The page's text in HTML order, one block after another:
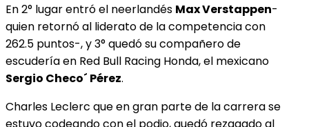
En 2° lugar entró el neerlandés Max Verstappen-
quien retornó al liderato de la competencia con
262.5 puntos-, y 3° quedó su compañero de
escudería en Red Bull Racing Honda, el mexicano
Sergio Checo´ Pérez.
Charles Leclerc que en gran parte de la carrera se